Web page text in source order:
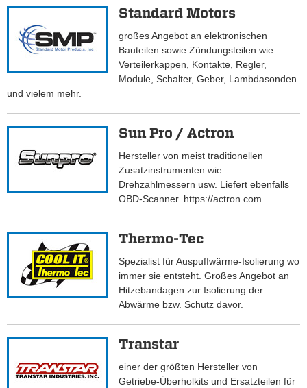
Standard Motors
großes Angebot an elektronischen
Bauteilen sowie Zündungsteilen wie
Verteilerkappen, Kontakte, Regler,
Module, Schalter, Geber, Lambdasonden
und vielem mehr.
Sun Pro / Actron
Hersteller von meist traditionellen
Zusatzinstrumenten wie
Drehzahlmessern usw. Liefert ebenfalls
OBD-Scanner. https://actron.com
Thermo-Tec
Spezialist für Auspuffwärme-Isolierung wo
immer sie entsteht. Großes Angebot an
Hitzebandagen zur Isolierung der
Abwärme bzw. Schutz davor.
Transtar
einer der größten Hersteller von
Getriebe-Überholkits und Ersatzteilen für